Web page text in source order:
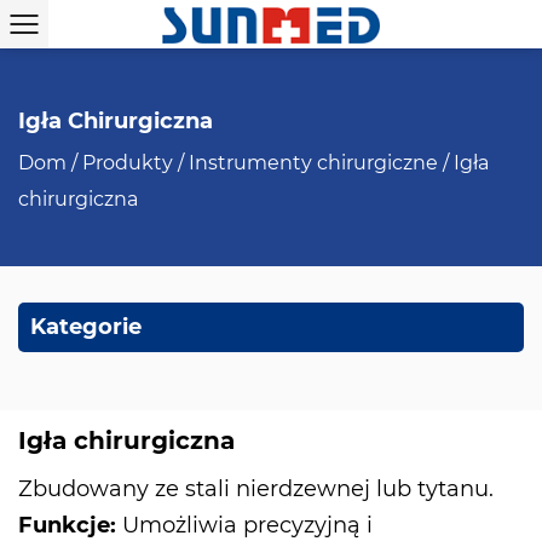
Igła Chirurgiczna
Dom / Produkty / Instrumenty chirurgiczne / Igła
chirurgiczna
Kategorie
Igła chirurgiczna
Zbudowany ze stali nierdzewnej lub tytanu.
Funkcje: Umożliwia precyzyjną i